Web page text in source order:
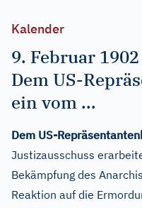
Kalender
9. Februar 1902
Dem US-
ein vom ...
Dem US-
Justizausschuss
Bekämpfung des
Reaktion auf die